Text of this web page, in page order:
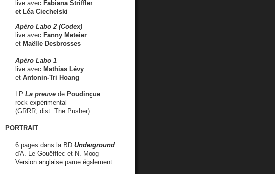
live avec Fabiana Striffler
et Léa Ciechelski
Apéro Labo 2 (Codex)
live avec Fanny Meteier
et Maëlle Desbrosses
Apéro Labo 1
live avec Mathias Lévy
et Antonin-Tri Hoang
LP La preuve de Poudingue
rock expérimental
(GRRR, dist. The Pusher)
PORTRAIT
6 pages dans la BD Underground
d'A. Le Gouëfflec et N. Moog
Version anglaise parue également